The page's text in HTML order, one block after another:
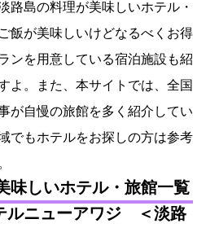
路島の料理が美味しいホテル・
飯が美味しいけどなるべくお得
ンを用意している宿泊施設も紹
よ。また、本サイトでは、全国
が自慢の旅館を多く紹介してい
でもホテルをお探しの方は参考
味しいホテル・旅館一覧
ニューアワジ ＜淡路